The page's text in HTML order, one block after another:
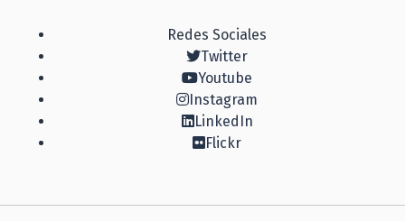
Redes Sociales
Twitter
Youtube
Instagram
LinkedIn
Flickr